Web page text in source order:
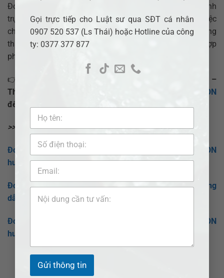
Gọi trực tiếp cho Luật sư qua SĐT cá nhân
0907 520 537 (Ls Thái) hoặc Hotline của công
ty: 0377 377 877
Gửi thông tin
Đơn ly hôn tuy chỉ là một văn bản nhưng lại quyết định
trực tiếp đến tiến độ và kết quả giải quyết vụ việc. Việc
chuẩn bị đúng đơn ngay từ đầu sẽ giúp bạn tránh căng
thẳng, tiết kiệm thời gian và bảo vệ tốt nhất quyền lợi hợp
pháp của mình.
👉
Nếu bạn đang cần soạn đơn ly hôn tại Xã Thái Mỹ –
Thành phố Hồ Chí Minh, hãy liên hệ
Luật sư ADB SAIGON
để được hỗ trợ nhanh chóng và đúng pháp luật.
>>>> Xem thêm bài viết:
Đơn ly hôn tại xã Hưng Long – Luật sư ADB SAIGON
hướng dẫn chi tiết
Đơn ly hôn tại xã Bình Hưng – Luật sư ADB SAIGON hướng
dẫn chi tiết
Đơn ly hôn tại xã An Nhơn Tây – Luật sư ADB SAIGON
hướng dẫn chi tiết